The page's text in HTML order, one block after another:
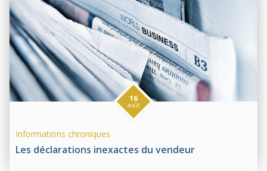
Les déclarations inexactes du vendeur
16
août
Informations chroniques